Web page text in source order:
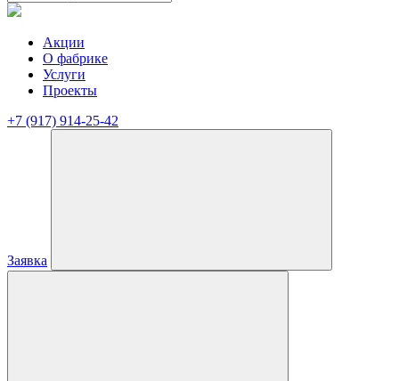
Акции
О фабрике
Услуги
Проекты
+7 (917) 914-25-42
Заявка